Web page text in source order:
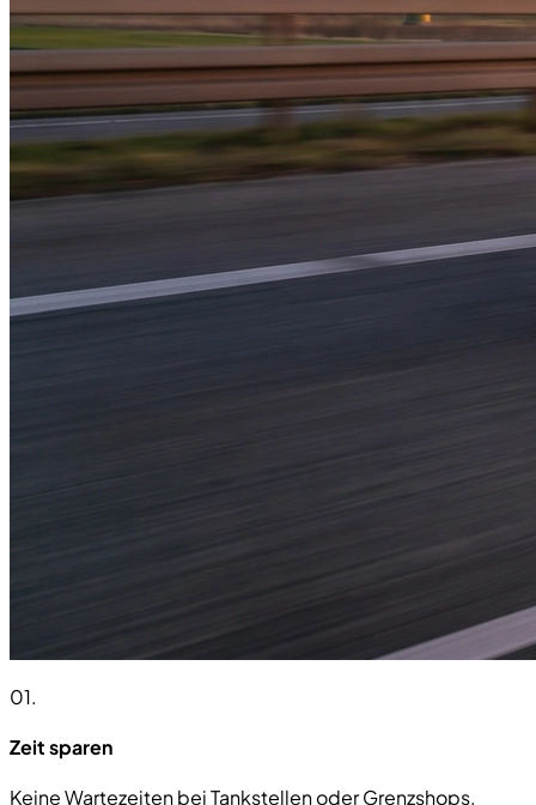
01.
Zeit sparen
Keine Wartezeiten bei Tankstellen oder Grenzshops.